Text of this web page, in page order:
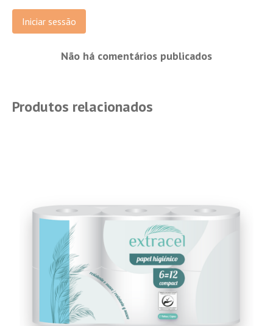
Iniciar sessão
Não há comentários publicados
Produtos relacionados